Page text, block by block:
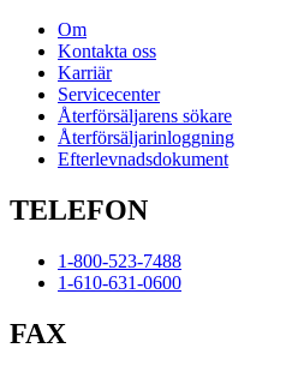
Om
Kontakta oss
Karriär
Servicecenter
Återförsäljarens sökare
Återförsäljarinloggning
Efterlevnadsdokument
TELEFON
1-800-523-7488
1-610-631-0600
FAX